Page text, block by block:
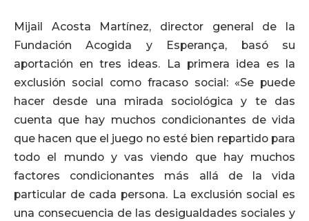
Mijail Acosta Martínez, director general de la
Fundación Acogida y Esperança, basó su
aportación en tres ideas. La primera idea es la
exclusión social como fracaso social: «Se puede
hacer desde una mirada sociológica y te das
cuenta que hay muchos condicionantes de vida
que hacen que el juego no esté bien repartido para
todo el mundo y vas viendo que hay muchos
factores condicionantes más allá de la vida
particular de cada persona. La exclusión social es
una consecuencia de las desigualdades sociales y